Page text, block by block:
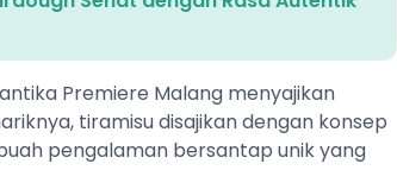
Premiere Malang menyajikan
tiramisu disajikan dengan konsep
pengalaman bersantap unik yang